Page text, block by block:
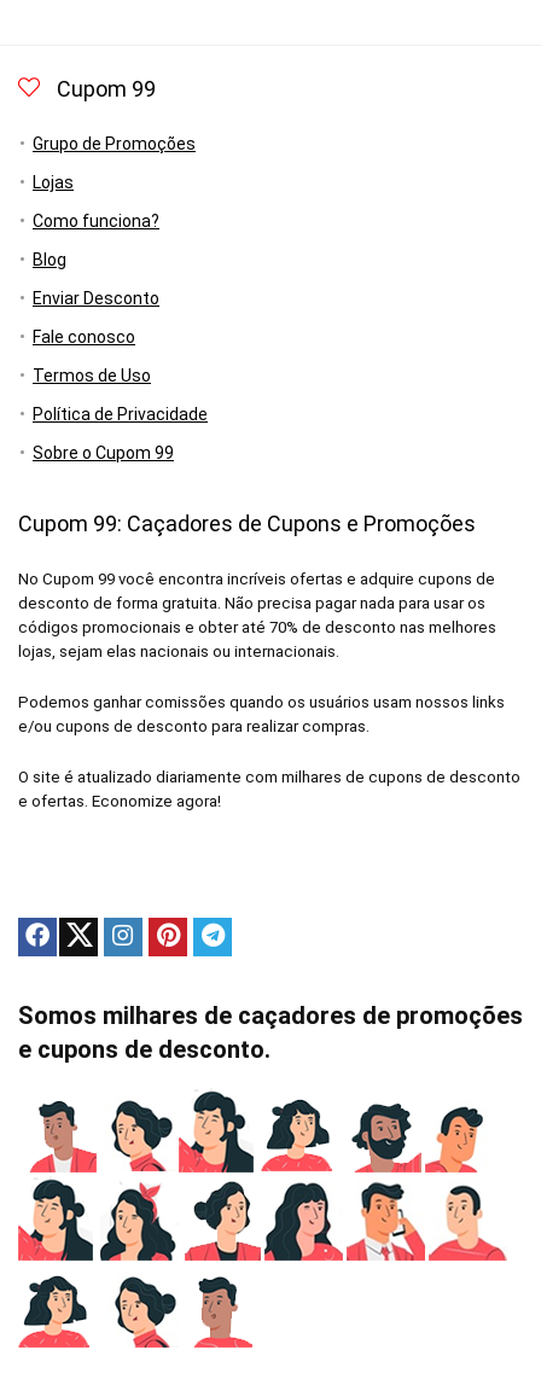
Cupom 99
Grupo de Promoções
Lojas
Como funciona?
Blog
Enviar Desconto
Fale conosco
Termos de Uso
Política de Privacidade
Sobre o Cupom 99
Cupom 99: Caçadores de Cupons e Promoções
No Cupom 99 você encontra incríveis ofertas e adquire cupons de
desconto de forma gratuita. Não precisa pagar nada para usar os
códigos promocionais e obter até 70% de desconto nas melhores
lojas, sejam elas nacionais ou internacionais.
Podemos ganhar comissões quando os usuários usam nossos links
e/ou cupons de desconto para realizar compras.
O site é atualizado diariamente com milhares de cupons de desconto
e ofertas. Economize agora!
Somos milhares de caçadores de promoções
e cupons de desconto.